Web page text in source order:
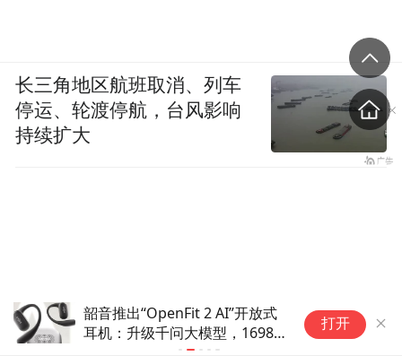
歌手吴克群现身凉山西昌火把
节，狂欢落幕后携手环卫工和志
愿者连夜清扫现场垃圾
打开
长三角地区航班取消、列车
停运、轮渡停航，台风影响
持续扩大